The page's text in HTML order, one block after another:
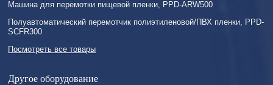
Машина для перемотки пищевой пленки, PPD-ARW500
Полуавтоматический перемотчик полиэтиленовой/ПВХ пленки, PPD-
SCFR300
Посмотреть все товары
Другое оборудование